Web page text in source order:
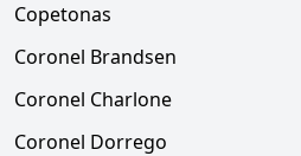
Copetonas
Coronel Brandsen
Coronel Charlone
Coronel Dorrego